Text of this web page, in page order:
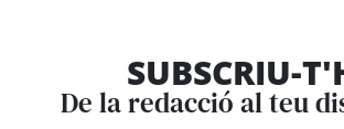
SUBSCRIU-
De la redacció al teu